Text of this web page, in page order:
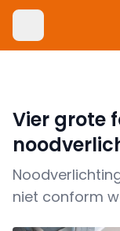
Vier grote
niet conform